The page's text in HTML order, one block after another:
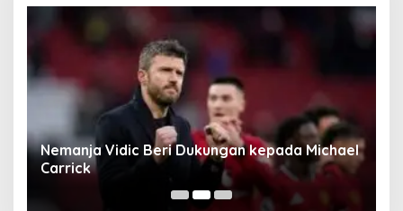
Nemanja Vidic Beri Dukungan kepada Michael
Carrick